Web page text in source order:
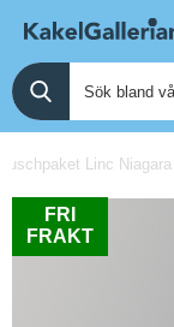
Linc
FRI
FRAKT